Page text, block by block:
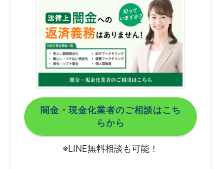
闇金・現金化業者のご相談はこち
らから
※LINE無料相談も可能！